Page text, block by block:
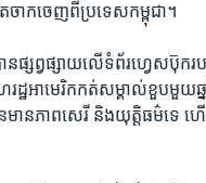
ចាក​ចេញ​ពី​ប្រទេស​កម្ពុជា។
ានផ្សព្វ​ផ្សាយ​លើ​ទំព័រ​ហ្វេស​ប៊ុក​
ឋ​អាមេរិក​កត់​សម្គាល់​ខួប​មួយ​ឆ្ន
មាន​ភាព​សេរី ​និង​យុត្តិធម៌​ទេ​